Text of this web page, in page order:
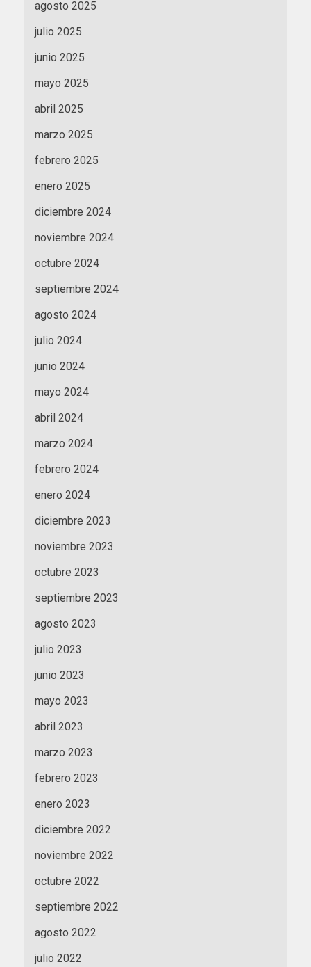
agosto 2025
julio 2025
junio 2025
mayo 2025
abril 2025
marzo 2025
febrero 2025
enero 2025
diciembre 2024
noviembre 2024
octubre 2024
septiembre 2024
agosto 2024
julio 2024
junio 2024
mayo 2024
abril 2024
marzo 2024
febrero 2024
enero 2024
diciembre 2023
noviembre 2023
octubre 2023
septiembre 2023
agosto 2023
julio 2023
junio 2023
mayo 2023
abril 2023
marzo 2023
febrero 2023
enero 2023
diciembre 2022
noviembre 2022
octubre 2022
septiembre 2022
agosto 2022
julio 2022